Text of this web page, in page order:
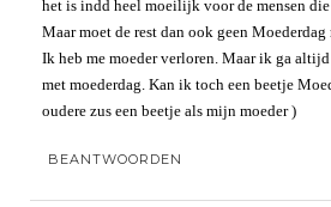
het is indd heel moeilijk voor de mensen die
Maar moet de rest dan ook geen
Ik heb me moeder verloren. Maar ik ga
met moederdag. Kan ik toch een beetje
oudere zus een beetje als mijn moeder )
BEANTWOORDEN